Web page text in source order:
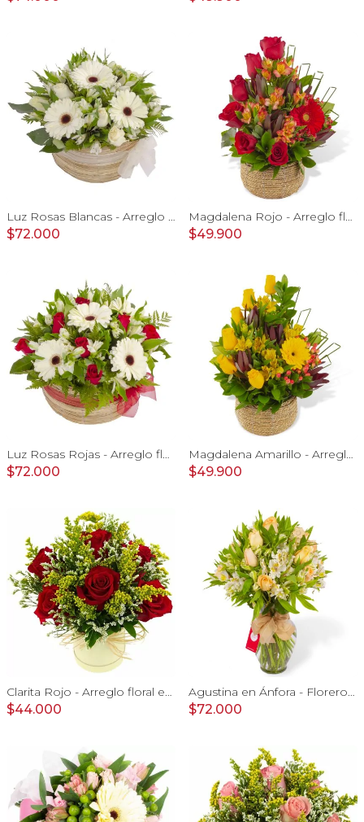
Luz Rosas Blancas - Arreglo floral en canasto circular con gerberas blancas, rosas blancas y astromelias blancas
$72.000
Magdalena Rojo - Arreglo floral con rosas, gerbera y astromelias rojas
$49.900
Luz Rosas Rojas - Arreglo floral en canasto circular con gerberas blancas, rosas rojas y astromelias blancas
$72.000
Magdalena Amarillo - Arreglo floral con rosas, gerbera y astromelias amarillas
$49.900
Clarita Rojo - Arreglo floral en sombrerero con rosas Rojo, limonium y vara de oro
$44.000
Agustina en Ánfora - Florero 18 rosas damasco y astromelias
$72.000